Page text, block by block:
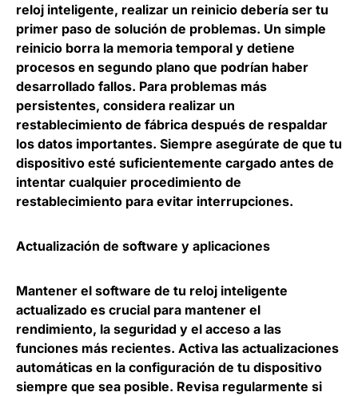
reloj inteligente, realizar un reinicio debería ser tu
primer paso de solución de problemas. Un simple
reinicio borra la memoria temporal y detiene
procesos en segundo plano que podrían haber
desarrollado fallos. Para problemas más
persistentes, considera realizar un
restablecimiento de fábrica después de respaldar
los datos importantes. Siempre asegúrate de que tu
dispositivo esté suficientemente cargado antes de
intentar cualquier procedimiento de
restablecimiento para evitar interrupciones.
Actualización de software y aplicaciones
Mantener el software de tu reloj inteligente
actualizado es crucial para mantener el
rendimiento, la seguridad y el acceso a las
funciones más recientes. Activa las actualizaciones
automáticas en la configuración de tu dispositivo
siempre que sea posible. Revisa regularmente si